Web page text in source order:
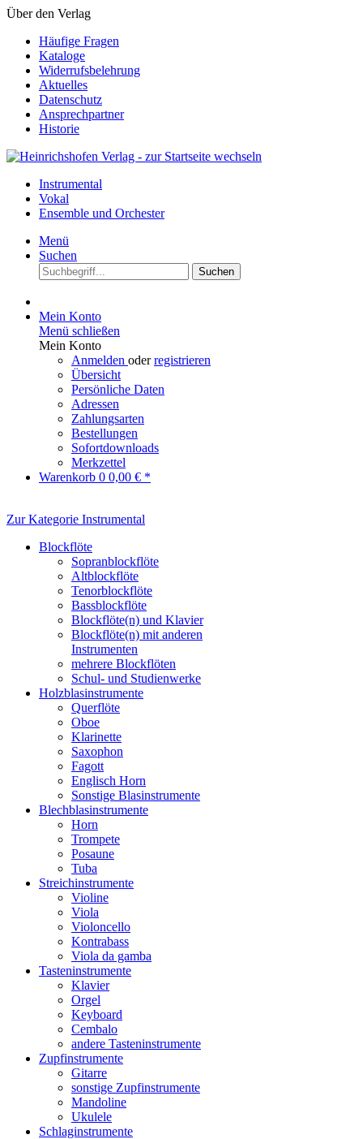
Über den Verlag
Häufige Fragen
Kataloge
Widerrufsbelehrung
Aktuelles
Datenschutz
Ansprechpartner
Historie
Instrumental
Vokal
Ensemble und Orchester
Menü
Suchen
Suchen
Mein Konto
Menü schließen
Mein Konto
Anmelden oderregistrieren
Übersicht
Persönliche Daten
Adressen
Zahlungsarten
Bestellungen
Sofortdownloads
Merkzettel
Warenkorb 0 0,00 € *
Zur Kategorie Instrumental
Blockflöte
Sopranblockflöte
Altblockflöte
Tenorblockflöte
Bassblockflöte
Blockflöte(n) und Klavier
Blockflöte(n) mit anderen
Instrumenten
mehrere Blockflöten
Schul- und Studienwerke
Holzblasinstrumente
Querflöte
Oboe
Klarinette
Saxophon
Fagott
Englisch Horn
Sonstige Blasinstrumente
Blechblasinstrumente
Horn
Trompete
Posaune
Tuba
Streichinstrumente
Violine
Viola
Violoncello
Kontrabass
Viola da gamba
Tasteninstrumente
Klavier
Orgel
Keyboard
Cembalo
andere Tasteninstrumente
Zupfinstrumente
Gitarre
sonstige Zupfinstrumente
Mandoline
Ukulele
Schlaginstrumente